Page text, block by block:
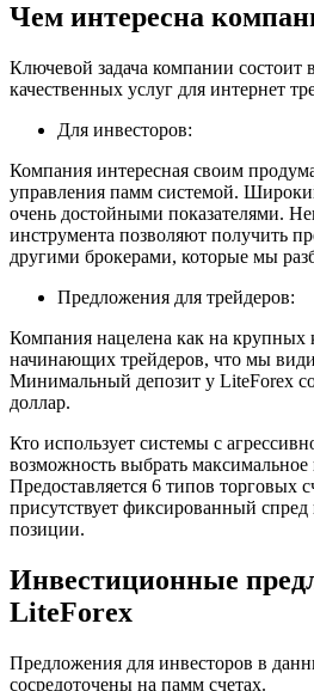
Чем интересна
Ключевой задача компании состоит
качественных услуг для интернет
Для инвесторов:
Компания интересная своим
управления памм системой.
очень достойными показателями.
инструмента позволяют получить
другими брокерами, которые мы
Предложения для трейдеров:
Компания нацелена как на крупных
начинающих трейдеров, что мы
Минимальный депозит у LiteForex
доллар.
Кто использует системы с
возможность выбрать максимальное
Предоставляется 6 типов торговых
присутствует фиксированный
позиции.
Инвестиционные
LiteForex
Предложения для инвесторов в
сосредоточены на памм счетах.